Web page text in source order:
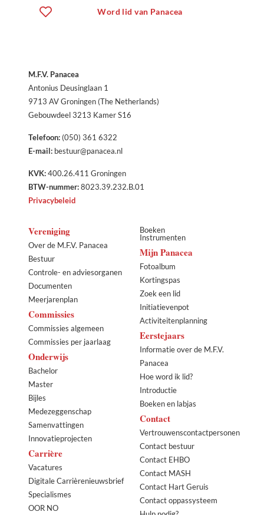
Word lid van Panacea
M.F.V. Panacea
Antonius Deusinglaan 1
9713 AV Groningen (The Netherlands)
Gebouwdeel 3213 Kamer S16
Telefoon:(050) 361 6322
E-mail:bestuur@panacea.nl
KVK:400.26.411 Groningen
BTW-nummer:8023.39.232.B.01
Privacybeleid
Vereniging
Over de M.F.V. Panacea
Bestuur
Controle- en adviesorganen
Documenten
Meerjarenplan
Commissies
Commissies algemeen
Commissies per jaarlaag
Onderwijs
Bachelor
Master
Bijles
Medezeggenschap
Samenvattingen
Innovatieprojecten
Carrière
Vacatures
Digitale Carrièrenieuwsbrief
Specialismes
OOR NO
Boeken
Instrumenten
Mijn Panacea
Fotoalbum
Kortingspas
Zoek een lid
Initiatievenpot
Activiteitenplanning
Eerstejaars
Informatie over de M.F.V.
Panacea
Hoe word ik lid?
Introductie
Boeken en labjas
Contact
Vertrouwenscontactpersonen
Contact bestuur
Contact EHBO
Contact MASH
Contact Hart Geruis
Contact oppassysteem